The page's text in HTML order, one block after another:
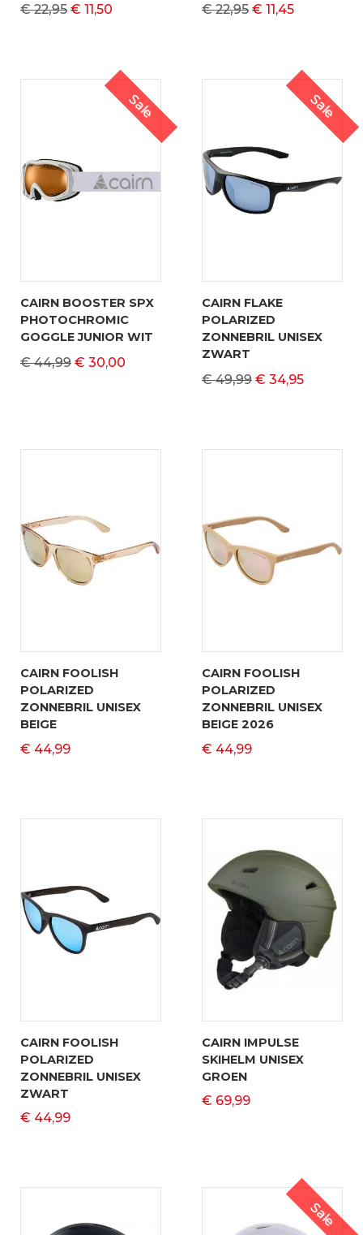
€ 22,95 € 11,50 € 22,95 € 11,45
Sale
CAIRN BOOSTER SPX
PHOTOCHROMIC
GOGGLE JUNIOR WIT
€ 44,99 € 30,00
Sale
CAIRN FLAKE
POLARIZED
ZONNEBRIL UNISEX
ZWART
€ 49,99 € 34,95
CAIRN FOOLISH
POLARIZED
ZONNEBRIL UNISEX
BEIGE
€ 44,99
CAIRN FOOLISH
POLARIZED
ZONNEBRIL UNISEX
BEIGE 2026
€ 44,99
CAIRN FOOLISH
POLARIZED
ZONNEBRIL UNISEX
ZWART
€ 44,99
CAIRN IMPULSE
SKIHELM UNISEX
GROEN
€ 69,99
Sale